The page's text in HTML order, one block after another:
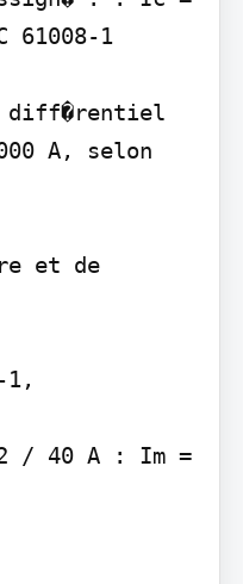
61008-1
diff�rentiel
A, selon
et de
1,
/ 40 A : Im =